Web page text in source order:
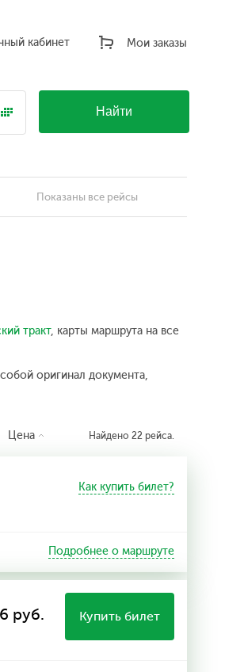
Мои заказы
кабинет
Найти
Показаны все рейсы
тракт, карты маршрута на все
оригинал документа,
Цена Найдено 22 рейса.
Как купить билет?
Подробнее о маршруте
руб. Купить билет